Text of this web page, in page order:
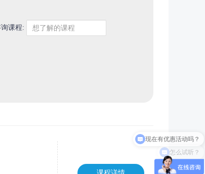
询课程: 想了解的课程